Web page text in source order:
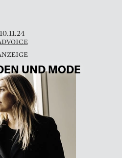
10.11.24
UND MODE